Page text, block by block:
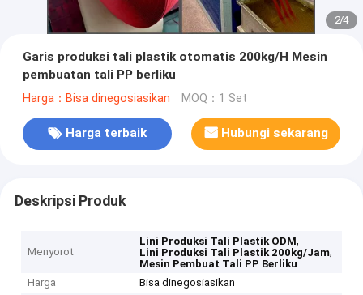
2/4
Garis produksi tali plastik otomatis 200kg/H Mesin
pembuatan tali PP berliku
Harga：Bisa dinegosiasikan MOQ：1 Set
Harga terbaik Hubungi sekarang
Deskripsi Produk
Menyorot
Lini Produksi Tali Plastik ODM,
Lini Produksi Tali Plastik 200kg/Jam,
Mesin Pembuat Tali PP Berliku
Harga
Bisa dinegosiasikan